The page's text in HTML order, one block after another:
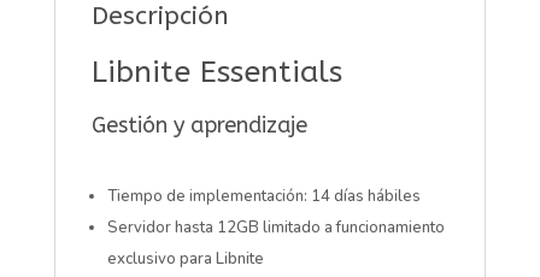
Descripción
Libnite Essentials
Gestión y aprendizaje
Tiempo de implementación: 14 días hábiles
Servidor hasta 12GB limitado a funcionamiento
exclusivo para Libnite